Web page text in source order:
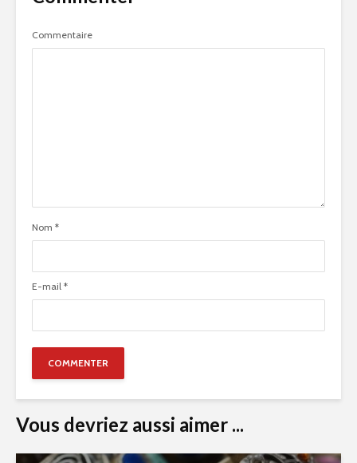
Commentaire
Nom *
E-mail *
Vous devriez aussi aimer ...